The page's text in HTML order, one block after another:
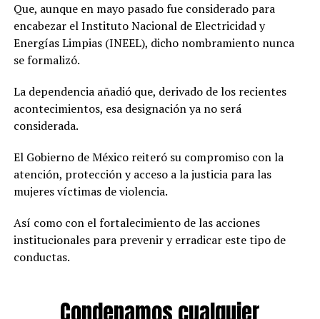
Que, aunque en mayo pasado fue considerado para
encabezar el Instituto Nacional de Electricidad y
Energías Limpias (INEEL), dicho nombramiento nunca
se formalizó.
La dependencia añadió que, derivado de los recientes
acontecimientos, esa designación ya no será
considerada.
El Gobierno de México reiteró su compromiso con la
atención, protección y acceso a la justicia para las
mujeres víctimas de violencia.
Así como con el fortalecimiento de las acciones
institucionales para prevenir y erradicar este tipo de
conductas.